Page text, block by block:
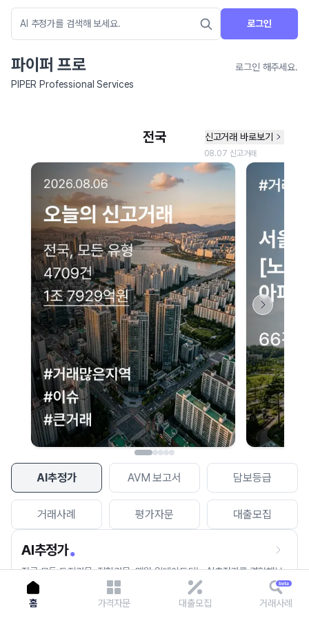
로그인
파이퍼 프로
로그인 해주세요.
PIPER Professional Services
AI추정가 AVM 보고서 담보등급
거래사례 평가자문 대출모집
AI추정가
전국 모든 토지건물, 집합건물, 매월 업데이트되는 AI추정가를 경험해보
세요.
네이버 지도 연결 안내
현재 네이버 지도 연결이 원활하지 않아 지도를 불러올 수 없습니다.
이용에 불편을 드려 죄송합니다.
다시 시도
홈 가격자문 대출모집 거래사례